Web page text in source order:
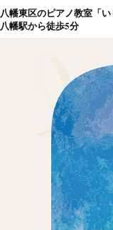
コ
ン
八幡東区のピアノ教室「い
八幡駅から徒歩5分